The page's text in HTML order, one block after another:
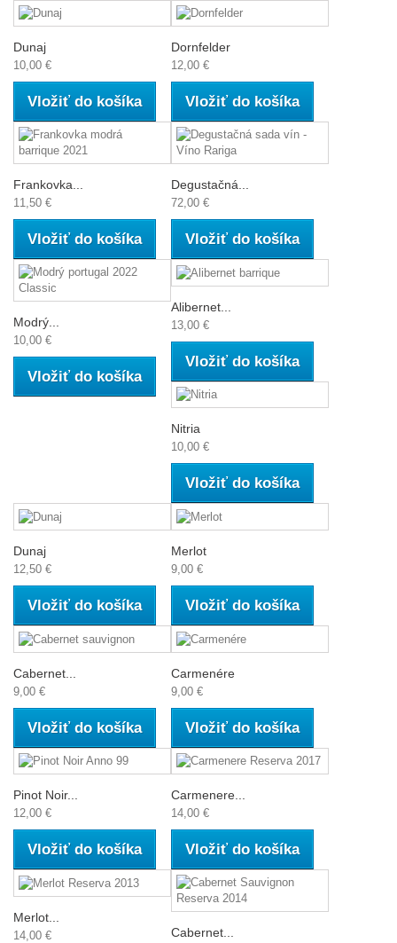
Dunaj
10,00 €
Vložiť do košíka
Dornfelder
12,00 €
Vložiť do košíka
Frankovka...
11,50 €
Vložiť do košíka
Degustačná...
72,00 €
Vložiť do košíka
Modrý...
10,00 €
Vložiť do košíka
Alibernet...
13,00 €
Vložiť do košíka
Nitria
10,00 €
Vložiť do košíka
Dunaj
12,50 €
Vložiť do košíka
Merlot
9,00 €
Vložiť do košíka
Cabernet...
9,00 €
Vložiť do košíka
Carmenére
9,00 €
Vložiť do košíka
Pinot Noir...
12,00 €
Vložiť do košíka
Carmenere...
14,00 €
Vložiť do košíka
Merlot...
14,00 € Cabernet...